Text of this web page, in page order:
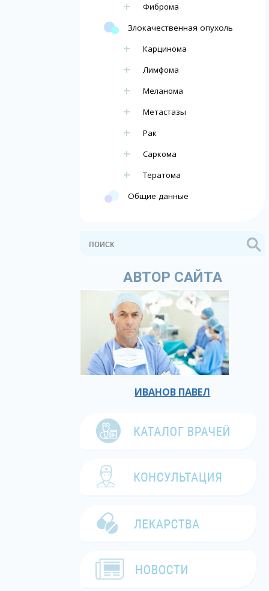
Фиброма
Злокачественная опухоль
Карцинома
Лимфома
Меланома
Метастазы
Рак
Саркома
Тератома
Общие данные
АВТОР САЙТА
ИВАНОВ ПАВЕЛ